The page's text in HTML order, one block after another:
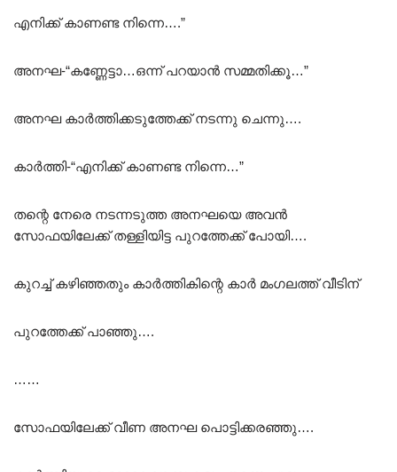
എനിക്ക് കാണണ്ട നിന്നെ….”
അനഘ-“കണ്ണേട്ടാ…ഒന്ന് പറയാൻ സമ്മതിക്കൂ…”
അനഘ കാർത്തിക്കടുത്തേക്ക് നടന്നു ചെന്നു….
കാർത്തി-“എനിക്ക് കാണണ്ട നിന്നെ…”
തന്റെ നേരെ നടന്നടുത്ത അനഘയെ അവൻ
സോഫയിലേക്ക് തള്ളിയിട്ട പുറത്തേക്ക് പോയി….
കുറച്ച് കഴിഞ്ഞതും കാർത്തികിന്റെ കാർ മംഗലത്ത് വീടിന്
പുറത്തേക്ക് പാഞ്ഞു….
……
സോഫയിലേക്ക് വീണ അനഘ പൊട്ടിക്കരഞ്ഞു….